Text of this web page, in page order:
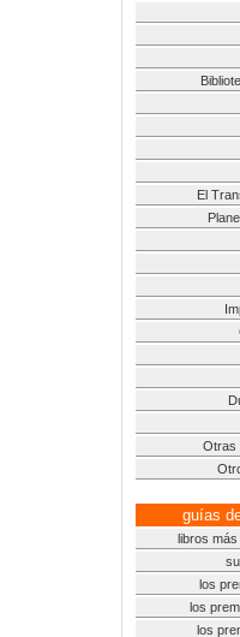
El
Otras
guías
libros
los
los
los